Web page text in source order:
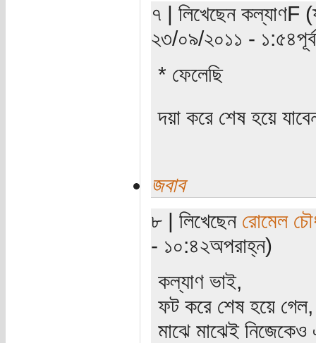
৭ | লিখেছেন কল্যাণF
২৩/০৯/২০১১ -
* ফেলেছি
দয়া করে শেষ হয়ে
জবাব
৮ | লিখেছেন রোমেল
- ১০:৪২অপরাহ্ন)
কল্যাণ ভাই,
ফট করে শেষ হয়ে
মাঝে মাঝেই